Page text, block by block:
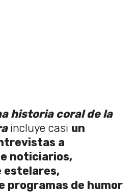
historia coral de la
incluye casi un
a
noticiarios,
estelares,
programas de humor